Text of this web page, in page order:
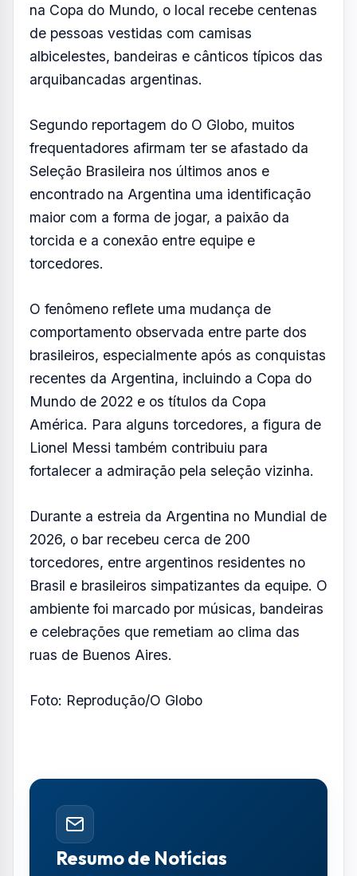
na Copa do Mundo, o local recebe centenas
de pessoas vestidas com camisas
albicelestes, bandeiras e cânticos típicos das
arquibancadas argentinas.
Segundo reportagem do O Globo, muitos
frequentadores afirmam ter se afastado da
Seleção Brasileira nos últimos anos e
encontrado na Argentina uma identificação
maior com a forma de jogar, a paixão da
torcida e a conexão entre equipe e
torcedores.
O fenômeno reflete uma mudança de
comportamento observada entre parte dos
brasileiros, especialmente após as conquistas
recentes da Argentina, incluindo a Copa do
Mundo de 2022 e os títulos da Copa
América. Para alguns torcedores, a figura de
Lionel Messi também contribuiu para
fortalecer a admiração pela seleção vizinha.
Durante a estreia da Argentina no Mundial de
2026, o bar recebeu cerca de 200
torcedores, entre argentinos residentes no
Brasil e brasileiros simpatizantes da equipe. O
ambiente foi marcado por músicas, bandeiras
e celebrações que remetiam ao clima das
ruas de Buenos Aires.
Foto: Reprodução/O Globo
Resumo de Notícias